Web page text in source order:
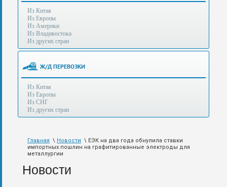
Таможенное
оформление
грузов
аэропортах
Москвы
Шереметьево,
Внуково,
также
авиа,
дороге.
Из Китая
Из Европы
Из Америки
Из Владивостока
Из других стран
Ж/Д ПЕРЕВОЗКИ
Из Китая
Из Европы
Из СНГ
Из других стран
Главная \ Новости \ ЕЭК на два года обнулила ставки
импортных пошлин на графитированные электроды для
металлургии
Новости